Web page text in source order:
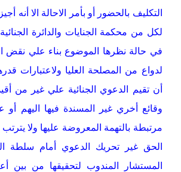
التكليف بالحضور أو بأمر الاحالة الا أنه
لكل من محكمة الجنايات والدائرة
في حالة نظرها الموضوع بناء علي نقض
لدواع من المصلحة العليا ولاعتبارات
أن تقيم الدعوي الجنائية علي غير من
وقائع أخري غير المسندة فيها اليهم أو
مرتبطة بالتهمة المعروضة عليها ولا
الحق غير تحريك الدعوي أمام سلطة
المستشار المندوب لتحقيقها من بين